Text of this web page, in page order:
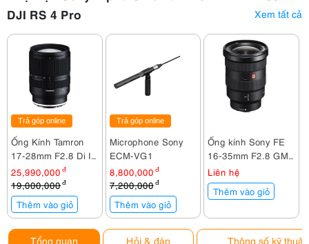
DJI RS 4 Pro
Xem tất cả
Trả góp online
Ống Kính Tamron
17-28mm F2.8 Di III
RXD For Sony E
25,990,000 đ
19,000,000đ
Thêm vào giỏ
Trả góp online
Microphone Sony
ECM-VG1
8,800,000 đ
7,200,000 đ
Thêm vào giỏ
Ống kính Sony FE
16-35mm F2.8 GM /
SEL1635GM
Liên hệ
Thêm vào giỏ
Tổng quan Hỏi & đáp Thông số kỹ thuật